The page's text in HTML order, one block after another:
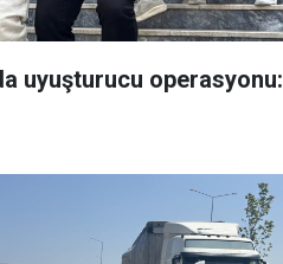
uyuşturucu operasyonu: